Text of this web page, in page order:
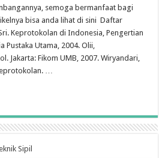
PENGERTIAN
PROTOKOLER
:
Sejarah
Protokol
dan
Perkembangannya
semoga bermanfaat bagi
bisa anda lihat di sini Daftar
Keprotokolan di Indonesia, Pengertian
Pustaka Utama, 2004. Olii,
Jakarta: Fikom UMB, 2007. Wiryandari,
…
Sipil